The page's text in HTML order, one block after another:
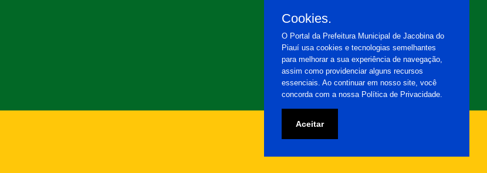
Cookies.
O Portal da Prefeitura Municipal de Jacobina do
Piauí usa cookies e tecnologias semelhantes
para melhorar a sua experiência de navegação,
assim como providenciar alguns recursos
essenciais. Ao continuar em nosso site, você
concorda com a nossa Política de Privacidade.
Aceitar